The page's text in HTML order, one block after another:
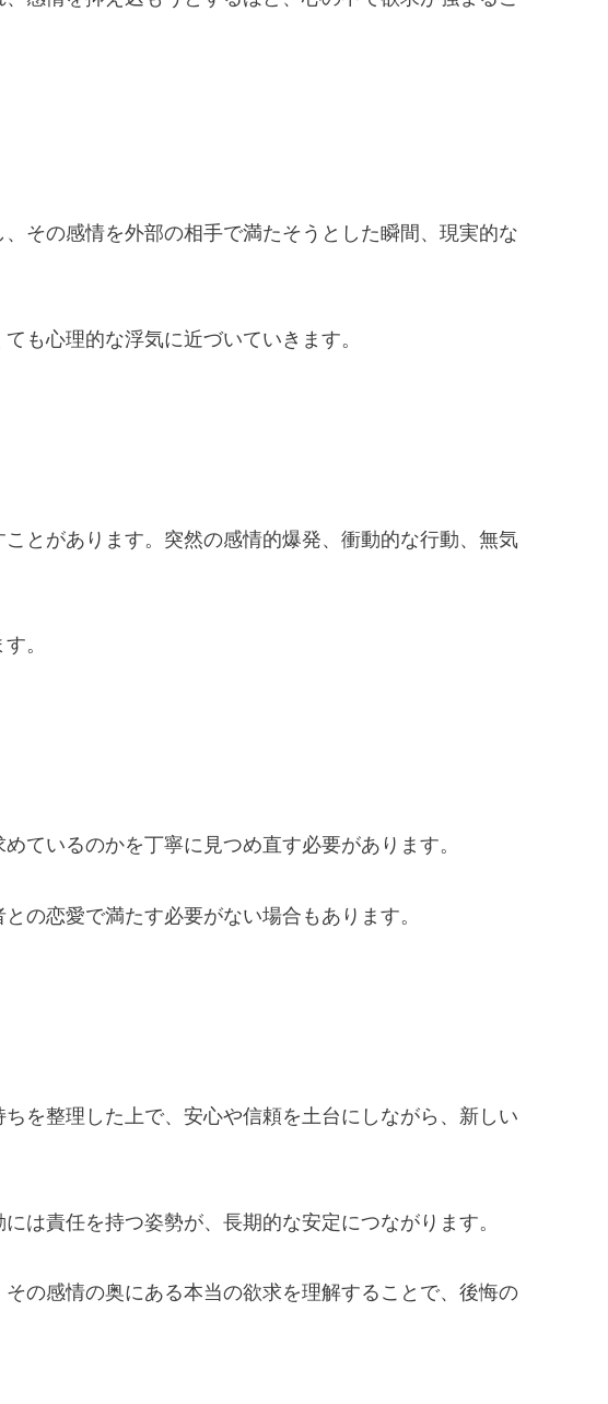
その感情を外部の相手で満たそうとした瞬間、現実的な
も心理的な浮気に近づいていきます。
とがあります。突然の感情的爆発、衝動的な行動、無気
。
ているのかを丁寧に見つめ直す必要があります。
の恋愛で満たす必要がない場合もあります。
を整理した上で、安心や信頼を土台にしながら、新しい
は責任を持つ姿勢が、長期的な安定につながります。
の感情の奥にある本当の欲求を理解することで、後悔の